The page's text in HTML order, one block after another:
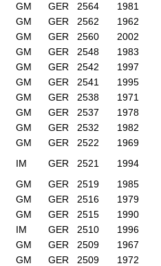
GM GER 2564
1981
GM GER 2562
1962
GM GER 2560
2002
GM GER 2548
1983
GM GER 2542
1997
GM GER 2541
1995
GM GER 2538
1971
GM GER 2537
1978
GM GER 2532
1982
GM GER 2522
1969
IM GER 2521
1994
GM GER 2519
1985
GM GER 2516
1979
GM GER 2515
1990
IM GER 2510
1996
GM GER 2509
1967
GM GER 2509
1972